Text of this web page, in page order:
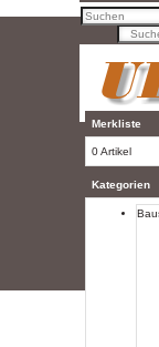
Merkliste
0 Artikel
Kategorien